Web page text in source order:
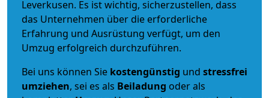
Leverkusen. Es ist wichtig, sicherzustellen, dass
das Unternehmen über die erforderliche
Erfahrung und Ausrüstung verfügt, um den
Umzug erfolgreich durchzuführen.
Bei uns können Sie kostengünstig und stressfrei
umziehen, sei es als Beiladung oder als